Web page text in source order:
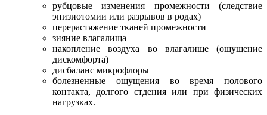
рубцовые изменения промежности (следствие
эпизиотомии или разрывов в родах)
перерастяжение тканей промежности
зияние влагалища
накопление воздуха во влагалище (ощущение
дискомфорта)
дисбаланс микрофлоры
болезненные ощущения во время полового
контакта, долгого стдения или при физических
нагрузках.